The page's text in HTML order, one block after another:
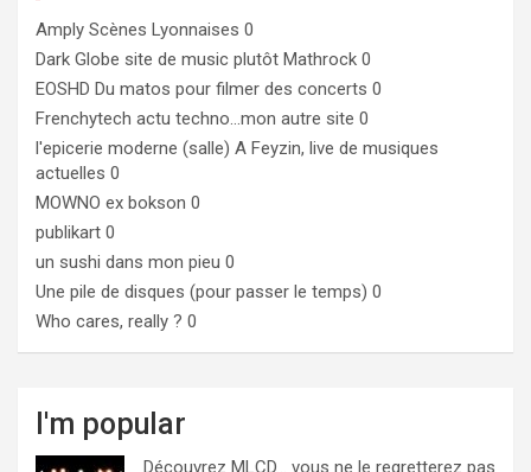
Amply Scènes Lyonnaises 0
Dark Globe site de music plutôt Mathrock 0
EOSHD Du matos pour filmer des concerts 0
Frenchytech actu techno…mon autre site 0
l'epicerie moderne (salle) A Feyzin, live de musiques
actuelles 0
MOWNO ex bokson 0
publikart 0
un sushi dans mon pieu 0
Une pile de disques (pour passer le temps) 0
Who cares, really ? 0
I'm popular
Découvrez MLCD… vous ne le regretterez pas